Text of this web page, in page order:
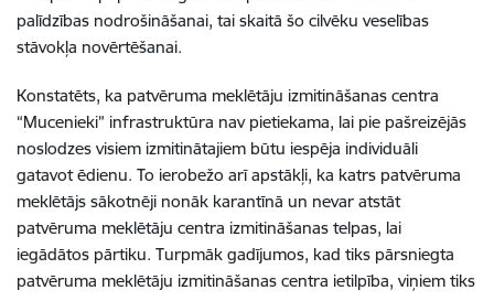
palīdzības nodrošināšanai, tai skaitā šo cilvēku veselības
stāvokļa novērtēšanai.
Konstatēts, ka patvēruma meklētāju izmitināšanas centra
“Mucenieki” infrastruktūra nav pietiekama, lai pie pašreizējās
noslodzes visiem izmitinātajiem būtu iespēja individuāli
gatavot ēdienu. To ierobežo arī apstākļi, ka katrs patvēruma
meklētājs sākotnēji nonāk karantīnā un nevar atstāt
patvēruma meklētāju centra izmitināšanas telpas, lai
iegādātos pārtiku. Turpmāk gadījumos, kad tiks pārsniegta
patvēruma meklētāju izmitināšanas centra ietilpība, viņiem tiks